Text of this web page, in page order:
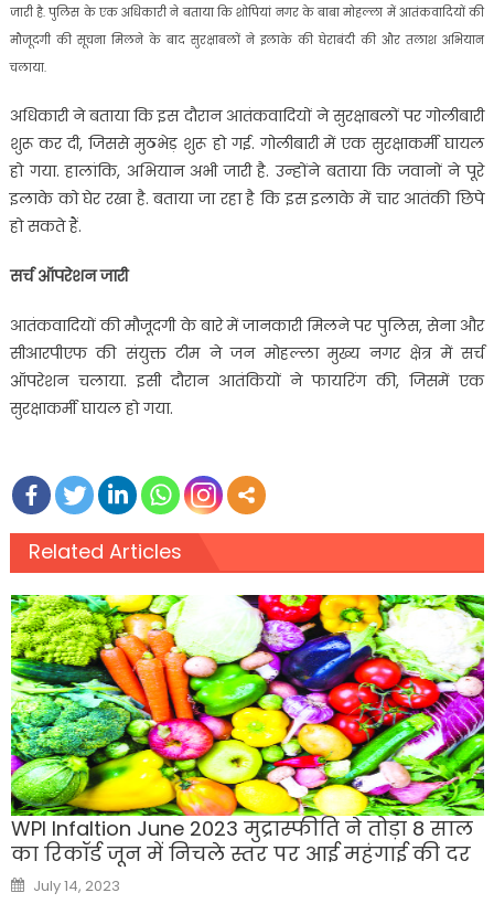
जारी है. पुलिस के एक अधिकारी ने बताया कि शोपियां नगर के बाबा मोहल्ला में आतंकवादियों की
मौजूदगी की सूचना मिलने के बाद सुरक्षाबलों ने इलाके की घेराबंदी की और तलाश अभियान
चलाया.
अधिकारी ने बताया कि इस दौरान आतंकवादियों ने सुरक्षाबलों पर गोलीबारी
शुरू कर दी, जिससे मुठभेड़ शुरू हो गई. गोलीबारी में एक सुरक्षाकर्मी घायल
हो गया. हालांकि, अभियान अभी जारी है. उन्होंने बताया कि जवानों ने पूरे
इलाके को घेर रखा है. बताया जा रहा है कि इस इलाके में चार आतंकी छिपे
हो सकते हैं.
सर्च ऑपरेशन जारी
आतंकवादियों की मौजूदगी के बारे में जानकारी मिलने पर पुलिस, सेना और
सीआरपीएफ की संयुक्त टीम ने जन मोहल्ला मुख्य नगर क्षेत्र में सर्च
ऑपरेशन चलाया. इसी दौरान आतंकियों ने फायरिंग की, जिसमें एक
सुरक्षाकर्मी घायल हो गया.
Related Articles
WPI Infaltion June 2023 मुद्रास्फीति ने तोड़ा 8 साल
का रिकॉर्ड जून में निचले स्तर पर आई महंगाई की दर
Posted
on
July 14, 2023